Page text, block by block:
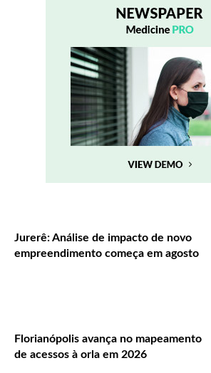
Jurerê: Análise de impacto de novo
empreendimento começa em agosto
Florianópolis avança no mapeamento
de acessos à orla em 2026